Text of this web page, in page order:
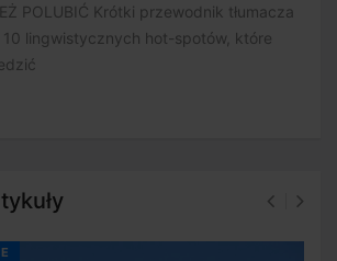
POLUBIĆ Krótki przewodnik tłumacza
lingwistycznych hot-spotów, które